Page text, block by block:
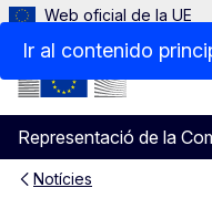
Ir al contenido
Web oficial de la UE
Representació de la
Menu
Notícies